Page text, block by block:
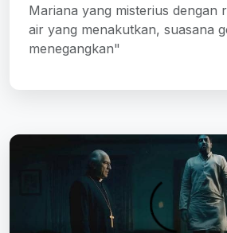
Mariana yang misterius dengan
air yang menakutkan, suasana
menegangkan"